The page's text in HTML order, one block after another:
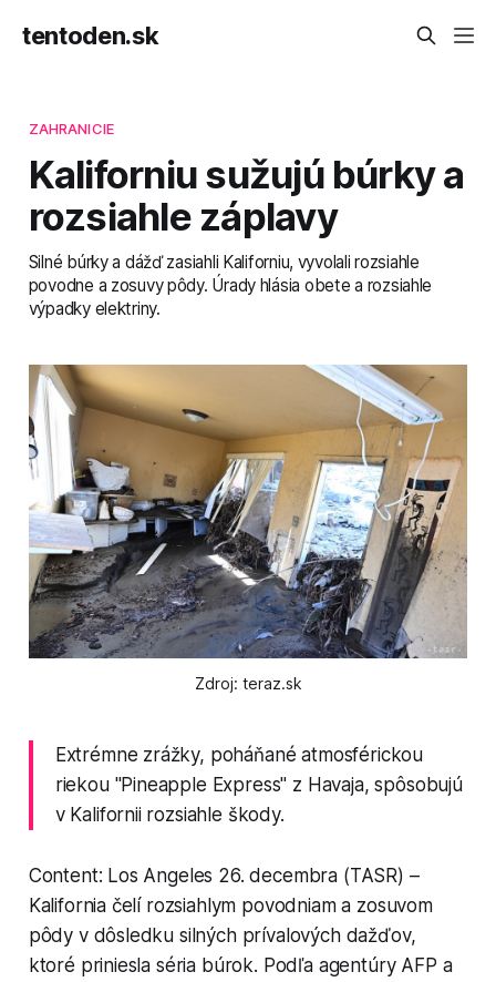
tentoden.sk
ZAHRANICIE
Kaliforniu sužujú búrky a
rozsiahle záplavy
Silné búrky a dážď zasiahli Kaliforniu, vyvolali rozsiahle
povodne a zosuvy pôdy. Úrady hlásia obete a rozsiahle
výpadky elektriny.
Zdroj: teraz.sk
Extrémne zrážky, poháňané atmosférickou
riekou "Pineapple Express" z Havaja, spôsobujú
v Kalifornii rozsiahle škody.
Content: Los Angeles 26. decembra (TASR) –
Kalifornia čelí rozsiahlym povodniam a zosuvom
pôdy v dôsledku silných prívalových dažďov,
ktoré priniesla séria búrok. Podľa agentúry AFP a